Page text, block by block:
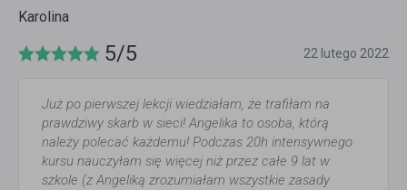
Karolina
5/5 22 lutego 2022
Już po pierwszej lekcji wiedziałam, że trafiłam na
prawdziwy skarb w sieci! Angelika to osoba, którą
należy polecać każdemu! Podczas 20h intensywnego
kursu nauczyłam się więcej niż przez całe 9 lat w
szkole (z Angeliką zrozumiałam wszystkie zasady